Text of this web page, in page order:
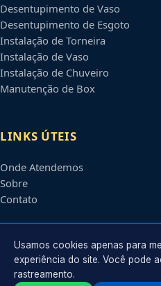
Desentupimento de Vaso
Desentupimento de Esgoto
Instalação de Torneira
Instalação de Vaso
Instalação de Chuveiro
Manutenção de Box
LINKS ÚTEIS
Onde Atendemos
Sobre
Contato
CONTATO
Atendimento em
Usamos cookies apenas para
experiência do site. Você pode
rastreamento.